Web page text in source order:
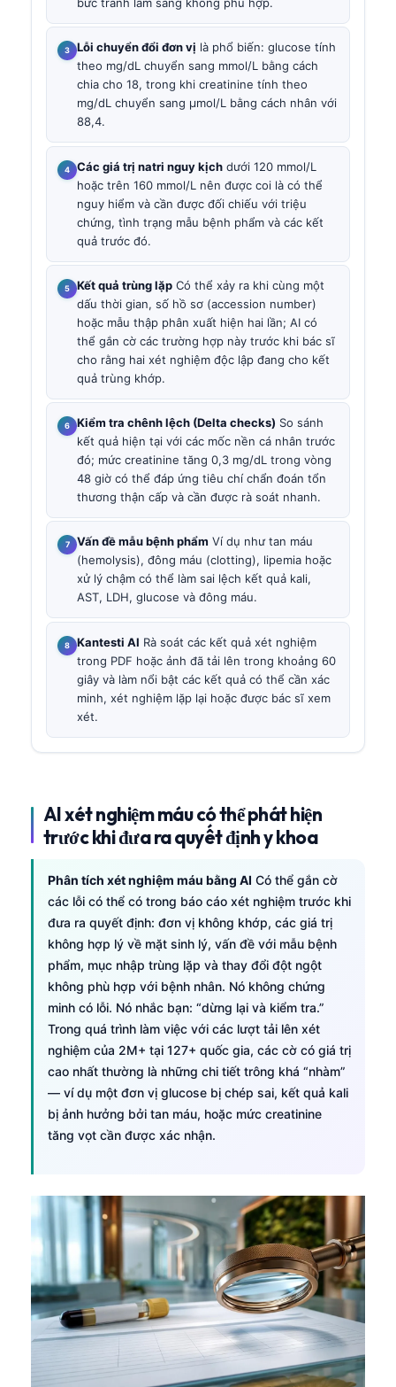
Lỗi chuyển đổi đơn vị là phổ biến: glucose tính
theo mg/dL chuyển sang mmol/L bằng cách
chia cho 18, trong khi creatinine tính theo
mg/dL chuyển sang µmol/L bằng cách nhân với
88,4.
Các giá trị natri nguy kịch dưới 120 mmol/L
hoặc trên 160 mmol/L nên được coi là có thể
nguy hiểm và cần được đối chiếu với triệu
chứng, tình trạng mẫu bệnh phẩm và các kết
quả trước đó.
Kết quả trùng lặp Có thể xảy ra khi cùng một
dấu thời gian, số hồ sơ (accession number)
hoặc mẫu thập phân xuất hiện hai lần; AI có
thể gắn cờ các trường hợp này trước khi bác sĩ
cho rằng hai xét nghiệm độc lập đang cho kết
quả trùng khớp.
Kiểm tra chênh lệch (Delta checks) So sánh
kết quả hiện tại với các mốc nền cá nhân trước
đó; mức creatinine tăng 0,3 mg/dL trong vòng
48 giờ có thể đáp ứng tiêu chí chẩn đoán tổn
thương thận cấp và cần được rà soát nhanh.
Vấn đề mẫu bệnh phẩm Ví dụ như tan máu
(hemolysis), đông máu (clotting), lipemia hoặc
xử lý chậm có thể làm sai lệch kết quả kali,
AST, LDH, glucose và đông máu.
Kantesti AI Rà soát các kết quả xét nghiệm
trong PDF hoặc ảnh đã tải lên trong khoảng 60
giây và làm nổi bật các kết quả có thể cần xác
minh, xét nghiệm lặp lại hoặc được bác sĩ xem
xét.
AI xét nghiệm máu có thể phát hiện
trước khi đưa ra quyết định y khoa
Phân tích xét nghiệm máu bằng AI Có thể gắn cờ
các lỗi có thể có trong báo cáo xét nghiệm trước khi
đưa ra quyết định: đơn vị không khớp, các giá trị
không hợp lý về mặt sinh lý, vấn đề với mẫu bệnh
phẩm, mục nhập trùng lặp và thay đổi đột ngột
không phù hợp với bệnh nhân. Nó không chứng
minh có lỗi. Nó nhắc bạn: “dừng lại và kiểm tra.”
Trong quá trình làm việc với các lượt tải lên xét
nghiệm của 2M+ tại 127+ quốc gia, các cờ có giá trị
cao nhất thường là những chi tiết trông khá “nhàm”
— ví dụ một đơn vị glucose bị chép sai, kết quả kali
bị ảnh hưởng bởi tan máu, hoặc mức creatinine
tăng vọt cần được xác nhận.